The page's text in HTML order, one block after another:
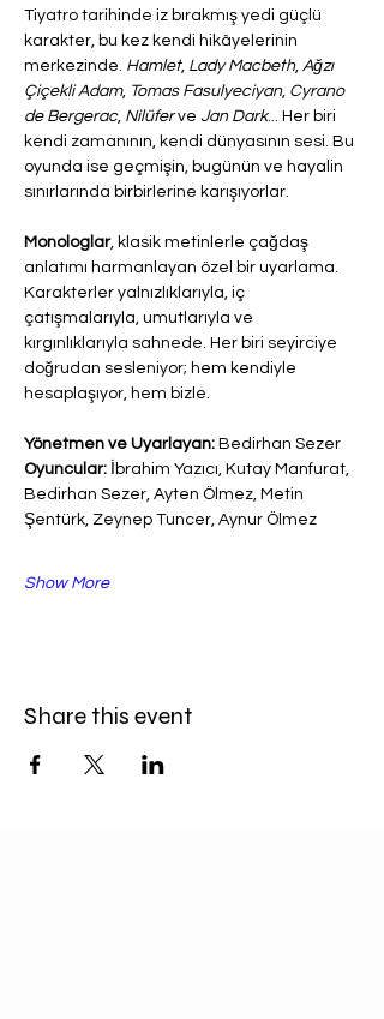
Tiyatro tarihinde iz bırakmış yedi güçlü
karakter, bu kez kendi hikâyelerinin
merkezinde. Hamlet, Lady Macbeth, Ağzı
Çiçekli Adam, Tomas Fasulyeciyan, Cyrano
de Bergerac, Nilüfer ve Jan Dark... Her biri
kendi zamanının, kendi dünyasının sesi. Bu
oyunda ise geçmişin, bugünün ve hayalin
sınırlarında birbirlerine karışıyorlar.
Monologlar, klasik metinlerle çağdaş
anlatımı harmanlayan özel bir uyarlama.
Karakterler yalnızlıklarıyla, iç
çatışmalarıyla, umutlarıyla ve
kırgınlıklarıyla sahnede. Her biri seyirciye
doğrudan sesleniyor; hem kendiyle
hesaplaşıyor, hem bizle.
Yönetmen ve Uyarlayan: Bedirhan Sezer
Oyuncular: İbrahim Yazıcı, Kutay Manfurat,
Bedirhan Sezer, Ayten Ölmez, Metin
Şentürk, Zeynep Tuncer, Aynur Ölmez
Show More
Share this event